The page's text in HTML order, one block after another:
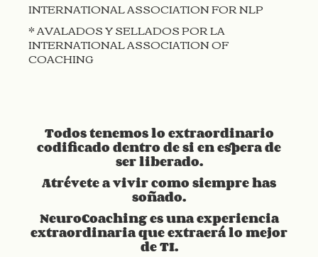
INTERNATIONAL ASSOCIATION FOR NLP
* AVALADOS Y SELLADOS POR LA
INTERNATIONAL ASSOCIATION OF
COACHING
Todos tenemos lo extraordinario
codificado dentro de si en espera de
ser liberado.
Atrévete a vivir como siempre has
soñado.
NeuroCoaching es una experiencia
extraordinaria que extraerá lo mejor
de TI.